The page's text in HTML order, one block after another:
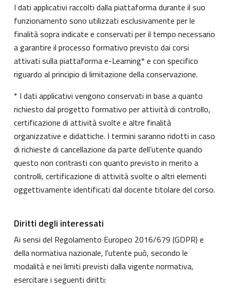
I dati applicativi raccolti dalla piattaforma durante il suo
funzionamento sono utilizzati esclusivamente per le
finalità sopra indicate e conservati per il tempo necessario
a garantire il processo formativo previsto dai corsi
attivati sulla piattaforma e-Learning* e con specifico
riguardo al principio di limitazione della conservazione.
* I dati applicativi vengono conservati in base a quanto
richiesto dal progetto formativo per attività di controllo,
certificazione di attività svolte e altre finalità
organizzative e didattiche. I termini saranno ridotti in caso
di richieste di cancellazione da parte dell’utente quando
questo non contrasti con quanto previsto in merito a
controlli, certificazione di attività svolte o altri elementi
oggettivamente identificati dal docente titolare del corso.
Diritti degli interessati
Ai sensi del Regolamento Europeo 2016/679 (GDPR) e
della normativa nazionale, l'utente può, secondo le
modalità e nei limiti previsti dalla vigente normativa,
esercitare i seguenti diritti: